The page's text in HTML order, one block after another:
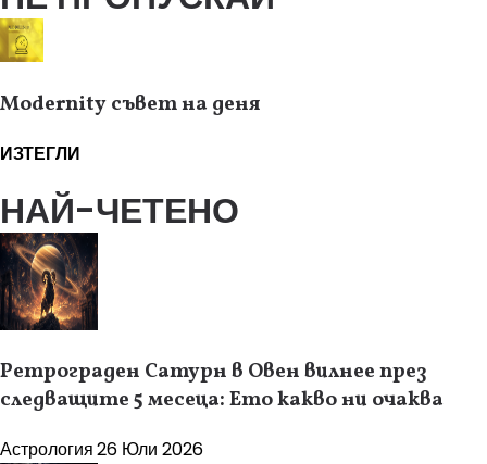
Modernity съвет на деня
ИЗТЕГЛИ
НАЙ-ЧЕТЕНО
Ретрограден Сатурн в Овен вилнее през
следващите 5 месеца: Ето какво ни очаква
Астрология26 Юли 2026